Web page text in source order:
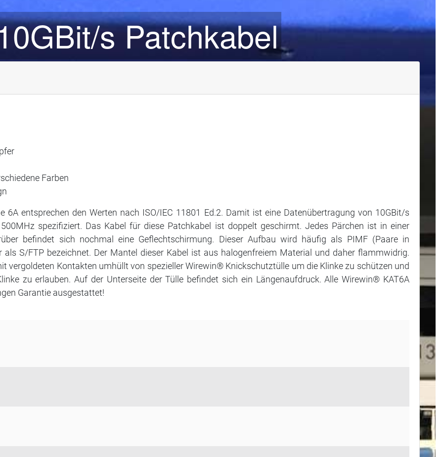
s Patchkabel
Farben
6A entsprechen den Werten nach ISO/IEC 11801 Ed.2. Damit ist eine Datenübertragung von 10GBit/s
spezifiziert. Das Kabel für diese Patchkabel ist doppelt geschirmt. Jedes Pärchen ist in einer
befindet sich nochmal eine Geflechtschirmung. Dieser Aufbau wird häufig als PIMF (Paare in
S/FTP bezeichnet. Der Mantel dieser Kabel ist aus halogenfreiem Material und daher flammwidrig.
vergoldeten Kontakten umhüllt von spezieller Wirewin® Knickschutztülle um die Klinke zu schützen und
zu erlauben. Auf der Unterseite der Tülle befindet sich ein Längenaufdruck. Alle Wirewin® KAT6A
Garantie ausgestattet!